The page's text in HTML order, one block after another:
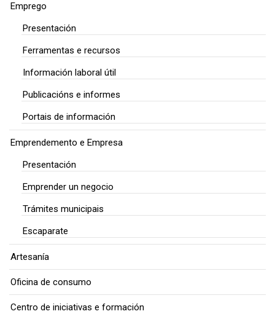
Emprego
Presentación
Ferramentas e recursos
Información laboral útil
Publicacións e informes
Portais de información
Emprendemento e Empresa
Presentación
Emprender un negocio
Trámites municipais
Escaparate
Artesanía
Oficina de consumo
Centro de iniciativas e formación